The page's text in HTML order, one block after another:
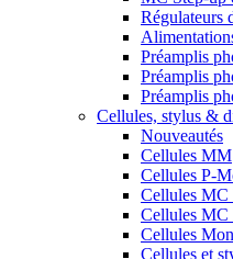
Régulateurs
Préamplis
Préamplis
Préamplis
Cellules, stylus &
Nouveautés
Cellules MM
Cellules P-
Cellules MC
Cellules MC
Cellules
Cellules et